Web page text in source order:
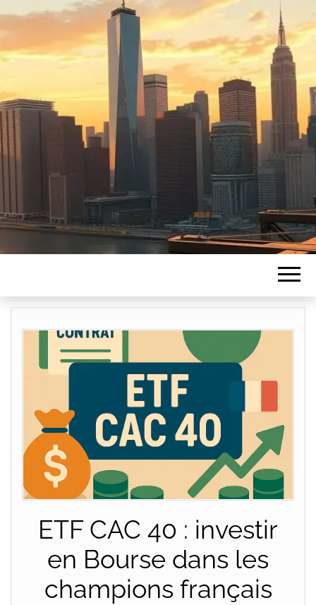
ETF CAC 40 : investir
en Bourse dans les
champions français